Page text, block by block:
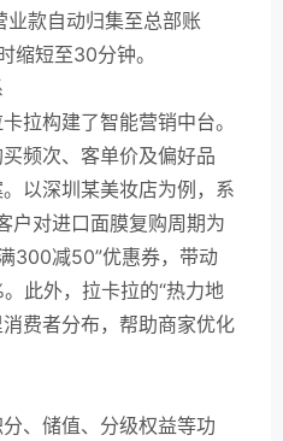
款自动归集至总部账
缩短至30分钟。
拉构建了智能营销中台。
频次、客单价及偏好品
以深圳某美妆店为例，系
户对进口面膜复购周期为
300减50”优惠券，带动
此外，拉卡拉的“热力地
费者分布，帮助商家优化
、储值、分级权益等功